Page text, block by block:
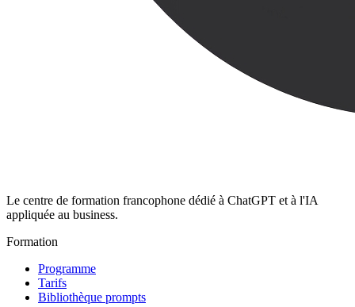
Le centre de formation francophone dédié à ChatGPT et à l'IA
appliquée au business.
Formation
Programme
Tarifs
Bibliothèque prompts